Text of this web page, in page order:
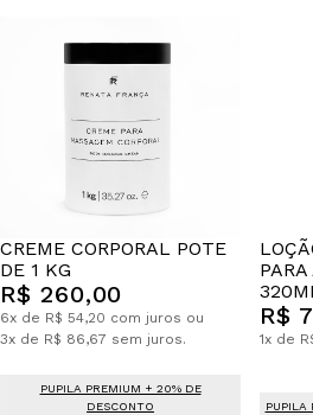
CREME CORPORAL POTE
DE 1 KG
R$ 260,00
6x de R$ 54,20 com juros ou
3x de R$ 86,67 sem juros.
PUPILA PREMIUM + 20% DE
DESCONTO
R$
1x de
PUPILA